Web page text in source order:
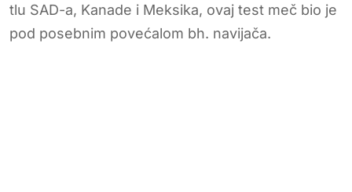
tlu SAD-a, Kanade i Meksika, ovaj test meč bio je
pod posebnim povećalom bh. navijača.